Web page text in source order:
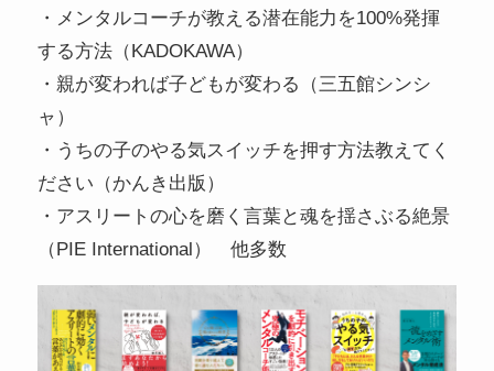
・メンタルコーチが教える潜在能力を100%発揮
する方法（KADOKAWA）
・親が変われば子どもが変わる（三五館シンシ
ャ）
・うちの子のやる気スイッチを押す方法教えてく
ださい（かんき出版）
・アスリートの心を磨く言葉と魂を揺さぶる絶景
（PIE International） 他多数